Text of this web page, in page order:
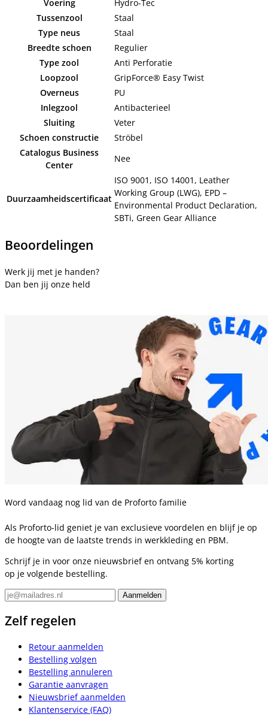
Voering
Hydro-Tec
Tussenzool
Staal
Type neus
Staal
Breedte schoen
Regulier
Type zool
Anti Perforatie
Loopzool
GripForce® Easy Twist
Overneus
PU
Inlegzool
Antibacterieel
Sluiting
Veter
Schoen constructie
Ströbel
Catalogus Business
Center
Nee
Duurzaamheidscertificaat
ISO 9001, ISO 14001, Leather
Working Group (LWG), EPD –
Environmental Product Declaration,
SBTi, Green Gear Alliance
Beoordelingen
Werk jij met je handen?
Dan ben jij onze held
Word vandaag nog lid van de Proforto familie
Als Proforto-lid geniet je van exclusieve voordelen en blijf je op
de hoogte van de laatste trends in werkkleding en PBM.
Schrijf je in voor onze nieuwsbrief en ontvang 5% korting
op je volgende bestelling.
Zelf regelen
Retour aanmelden
Bestelling volgen
Bestelling annuleren
Garantie aanvragen
Nieuwsbrief aanmelden
Klantenservice (FAQ)